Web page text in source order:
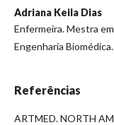
Adriana Keila Dias
Enfermeira. Mestra
Engenharia Biomédica.
Referências
ARTMED. NORTH